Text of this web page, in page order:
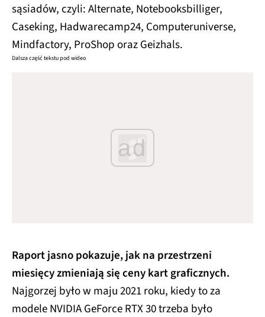
sąsiadów, czyli: Alternate, Notebooksbilliger,
Caseking, Hadwarecamp24, Computeruniverse,
Mindfactory, ProShop oraz Geizhals.
Dalsza część tekstu pod wideo
ad
Raport jasno pokazuje, jak na przestrzeni
miesięcy zmieniają się ceny kart graficznych.
Najgorzej było w maju 2021 roku, kiedy to za
modele NVIDIA GeForce RTX 30 trzeba było